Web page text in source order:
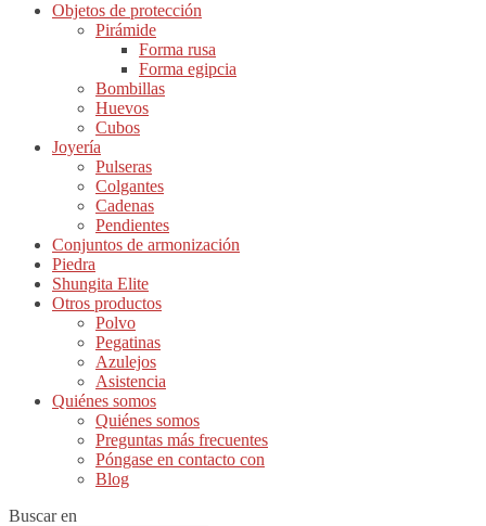
Objetos de protección
Pirámide
Forma rusa
Forma egipcia
Bombillas
Huevos
Cubos
Joyería
Pulseras
Colgantes
Cadenas
Pendientes
Conjuntos de armonización
Piedra
Shungita Elite
Otros productos
Polvo
Pegatinas
Azulejos
Asistencia
Quiénes somos
Quiénes somos
Preguntas más frecuentes
Póngase en contacto con
Blog
Buscar en